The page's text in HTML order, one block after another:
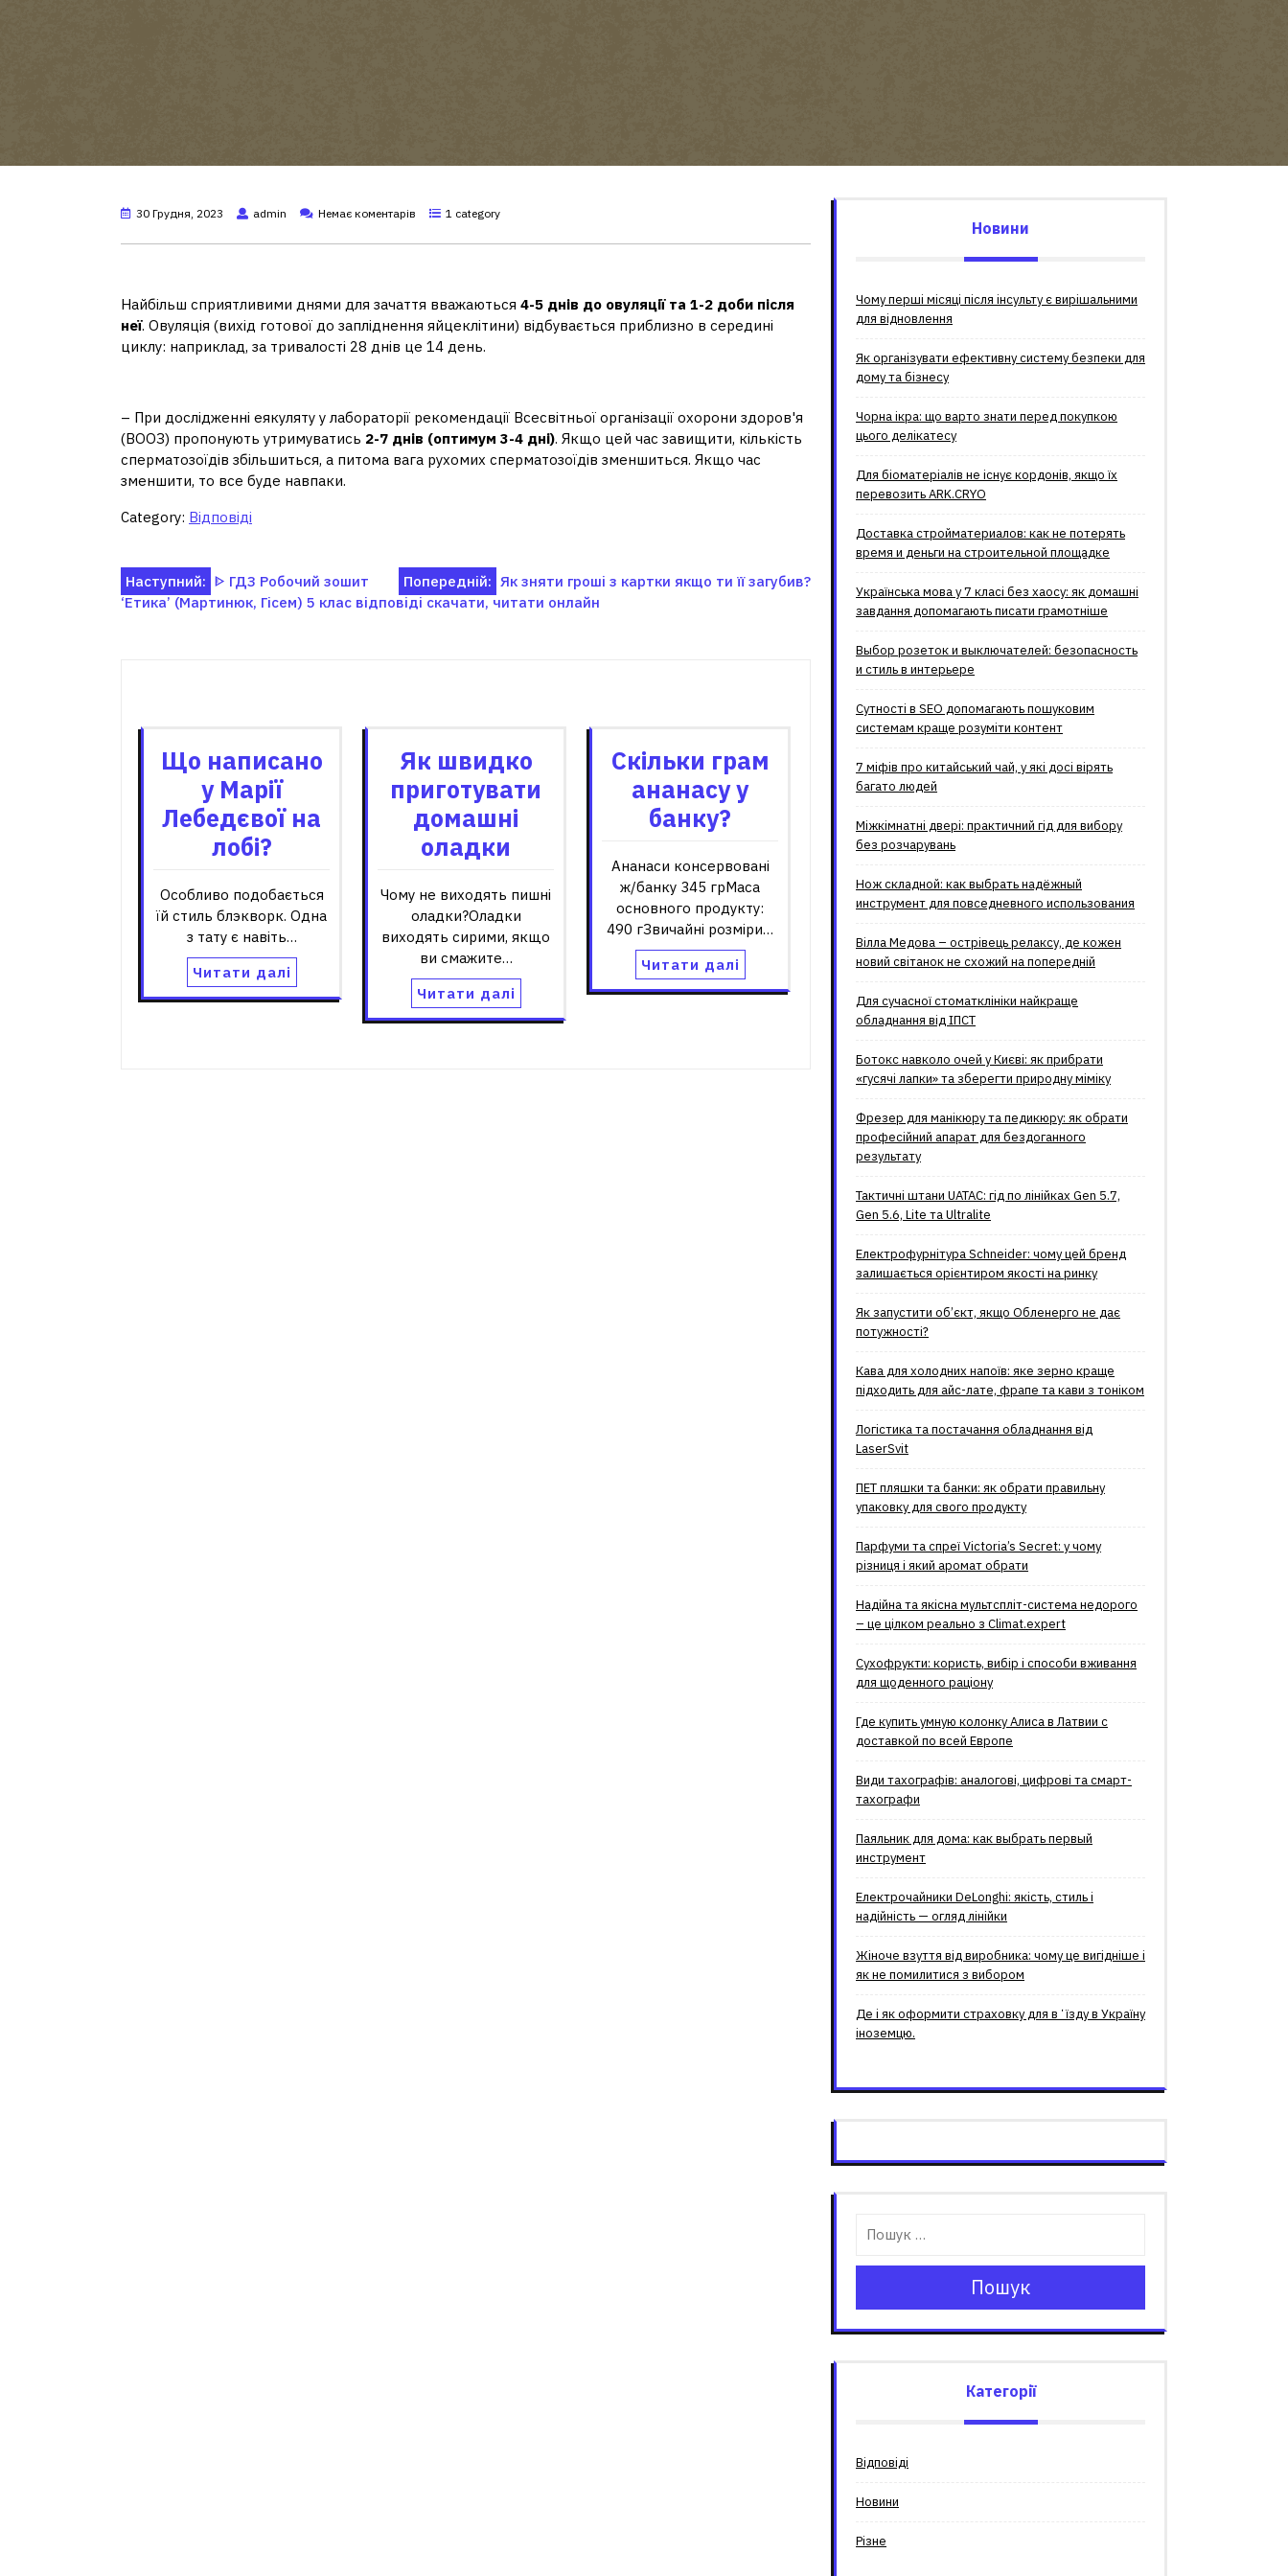
30 Грудня, 2023 admin Немає коментарів 1 category
Найбільш сприятливими днями для зачаття вважаються 4-5 днів до овуляції та 1-2 доби після
неї. Овуляція (вихід готової до запліднення яйцеклітини) відбувається приблизно в середині
циклу: наприклад, за тривалості 28 днів це 14 день.
– При дослідженні еякуляту у лабораторії рекомендації Всесвітньої організації охорони здоров'я
(ВООЗ) пропонують утримуватись 2-7 днів (оптимум 3-4 дні). Якщо цей час завищити, кількість
сперматозоїдів збільшиться, а питома вага рухомих сперматозоїдів зменшиться. Якщо час
зменшити, то все буде навпаки.
Category: Відповіді
Навігація
Попередній: Як зняти гроші з картки якщо ти її загубив?
Наступний: ᐈ ГДЗ Робочий зошит
‘Етика’ (Мартинюк, Гісем) 5 клас відповіді скачати, читати онлайн
Що написано
у Марії
Лебедєвої на
лобі?
Особливо подобається
їй стиль блэкворк. Одна
з тату є навіть…
Читати далі
Як швидко
приготувати
домашні
оладки
Чому не виходять пишні
оладки?Оладки
виходять сирими, якщо
ви смажите…
Читати далі
Скільки грам
ананасу у
банку?
Ананаси консервовані
ж/банку 345 грМаса
основного продукту:
490 гЗвичайні розміри…
Читати далі
Новини
Чому перші місяці після інсульту є вирішальними
для відновлення
Як організувати ефективну систему безпеки для
дому та бізнесу
Чорна ікра: що варто знати перед покупкою
цього делікатесу
Для біоматеріалів не існує кордонів, якщо їх
перевозить ARK.CRYO
Доставка стройматериалов: как не потерять
время и деньги на строительной площадке
Українська мова у 7 класі без хаосу: як домашні
завдання допомагають писати грамотніше
Выбор розеток и выключателей: безопасность
и стиль в интерьере
Сутності в SEO допомагають пошуковим
системам краще розуміти контент
7 міфів про китайський чай, у які досі вірять
багато людей
Міжкімнатні двері: практичний гід для вибору
без розчарувань
Нож складной: как выбрать надёжный
инструмент для повседневного использования
Вілла Медова – острівець релаксу, де кожен
новий світанок не схожий на попередній
Для сучасної стоматклініки найкраще
обладнання від ІПСТ
Ботокс навколо очей у Києві: як прибрати
«гусячі лапки» та зберегти природну міміку
Фрезер для манікюру та педикюру: як обрати
професійний апарат для бездоганного
результату
Тактичні штани UATAC: гід по лінійках Gen 5.7,
Gen 5.6, Lite та Ultralite
Електрофурнітура Schneider: чому цей бренд
залишається орієнтиром якості на ринку
Як запустити об’єкт, якщо Обленерго не дає
потужності?
Кава для холодних напоїв: яке зерно краще
підходить для айс-лате, фрапе та кави з тоніком
Логістика та постачання обладнання від
LaserSvit
ПЕТ пляшки та банки: як обрати правильну
упаковку для свого продукту
Парфуми та спреї Victoria’s Secret: у чому
різниця і який аромат обрати
Надійна та якісна мультспліт-система недорого
– це цілком реально з Climat.еxpert
Сухофрукти: користь, вибір і способи вживання
для щоденного раціону
Где купить умную колонку Алиса в Латвии с
доставкой по всей Европе
Види тахографів: аналогові, цифрові та смарт-
тахографи
Паяльник для дома: как выбрать первый
инструмент
Електрочайники DeLonghi: якість, стиль і
надійність — огляд лінійки
Жіноче взуття від виробника: чому це вигідніше і
як не помилитися з вибором
Де і як оформити страховку для вʼїзду в Україну
іноземцю.
Пошук
Категорії
Відповіді
Новини
Різне